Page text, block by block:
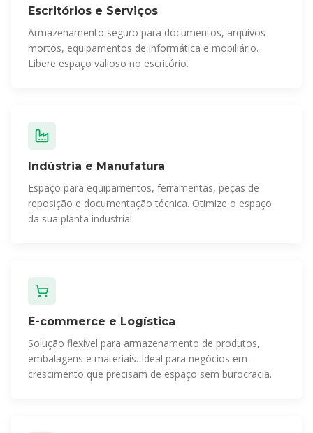
Escritórios e Serviços
Armazenamento seguro para documentos, arquivos
mortos, equipamentos de informática e mobiliário.
Libere espaço valioso no escritório.
Indústria e Manufatura
Espaço para equipamentos, ferramentas, peças de
reposição e documentação técnica. Otimize o espaço
da sua planta industrial.
E-commerce e Logística
Solução flexível para armazenamento de produtos,
embalagens e materiais. Ideal para negócios em
crescimento que precisam de espaço sem burocracia.